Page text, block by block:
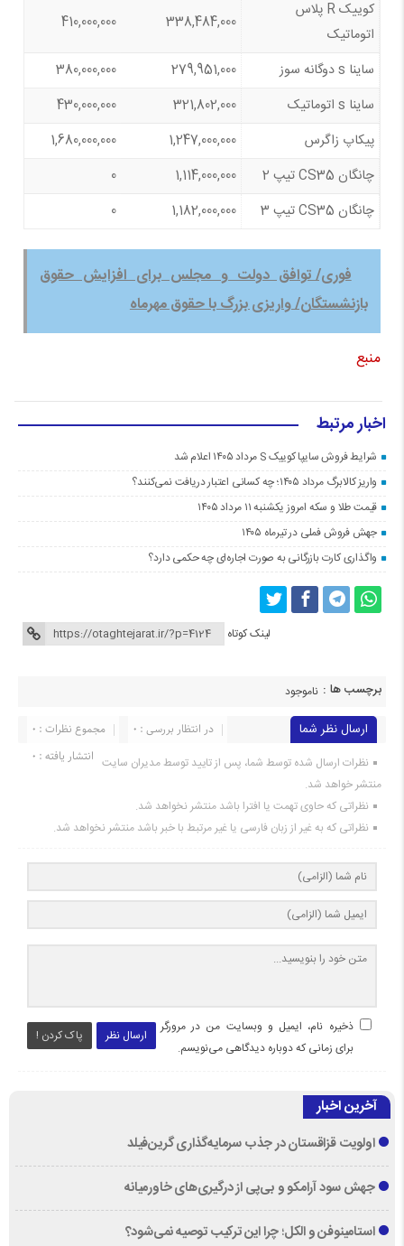
کوییک R پلاس
اتوماتیک
338,484,000
410,000,000
ساینا s دوگانه سوز 279,951,000
380,000,000
ساینا s اتوماتیک
321,802,000
430,000,000
پیکاپ زاگرس
1,247,000,000
1,680,000,000
چانگان CS35 تیپ 2
1,114,000,000
0
چانگان CS35 تیپ 3
1,182,000,000
0
فوری/ توافق دولت و مجلس برای افزایش حقوق
بازنشستگان/ واریزی بزرگ با حقوق مهرماه
منبع
اخبار مرتبط
شرایط فروش سایپا کوییک S مرداد ۱۴۰۵ اعلام شد
واریز کالابرگ مرداد ۱۴۰۵؛ چه کسانی اعتبار دریافت نمی‌کنند؟
قیمت طلا و سکه امروز یکشنبه ۱۱ مرداد ۱۴۰۵
جهش فروش فملی در تیرماه ۱۴۰۵
واگذاری کارت بازرگانی به صورت اجاره‌ای چه حکمی دارد؟
لینک کوتاه
برچسب ها : ناموجود
ارسال نظر شما مجموع نظرات : 0
در انتظار بررسی : 0
انتشار یافته : 0 نظرات ارسال شده توسط شما، پس از تایید توسط مدیران سایت
منتشر خواهد شد.
نظراتی که حاوی تهمت یا افترا باشد منتشر نخواهد شد.
نظراتی که به غیر از زبان فارسی یا غیر مرتبط با خبر باشد منتشر نخواهد شد.
ارسال نظر پاک کردن !
ذخیره نام، ایمیل و وبسایت من در مرورگر
برای زمانی که دوباره دیدگاهی می‌نویسم.
آخرین اخبار
اولویت قزاقستان در جذب سرمایه‌گذاری گرین‌فیلد
جهش سود آرامکو و بی‌پی از درگیری‌های خاورمیانه
استامینوفن و الکل؛ چرا این ترکیب توصیه نمی‌شود؟